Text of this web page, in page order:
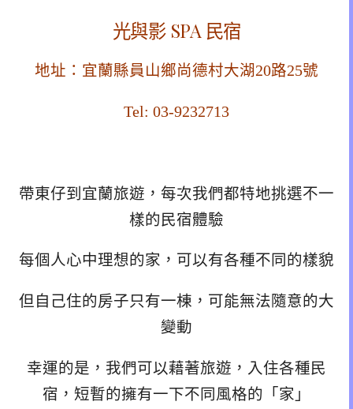
光與影 SPA 民宿
地址：宜蘭縣員山鄉尚德村大湖20路25號
Tel: 03-9232713
帶東仔到宜蘭旅遊，每次我們都特地挑選不一
樣的民宿體驗
每個人心中理想的家，可以有各種不同的樣貌
但自己住的房子只有一棟，可能無法隨意的大
變動
幸運的是，我們可以藉著旅遊，入住各種民
宿，短暫的擁有一下不同風格的「家」